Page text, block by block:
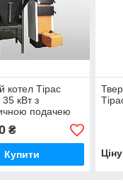
котел Тірас
кВт з
подачею
₴
Купити